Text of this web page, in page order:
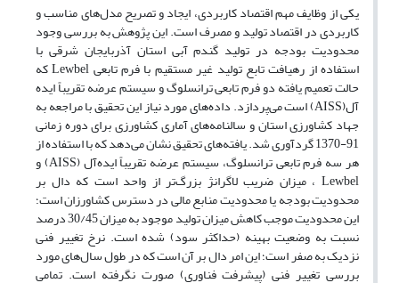
یکی از وظایف مهم اقتصاد کاربردی، ایجاد و تصریح مدل‌های مناسب و
کاربردی در اقتصاد تولید و مصرف است. این پژوهش به بررسی وجود
محدودیت بودجه در تولید گندم آبی استان آذربایجان شرقی با
استفاده از رهیافت تابع تولید غیر مستقیم با فرم تابعی Lewbel که
حالت تعمیم یافته دو فرم تابعی ترانسلوگ و سیستم عرضه تقریباً ایده
آل(AISS) است می‌پردازد. داده‌های مورد نیاز این تحقیق با مراجعه به
جهاد کشاورزی استان و سالنامه‌های آماری کشاورزی برای دوره زمانی
91-1370 گردآوری شد. یافته‌های تحقیق نشان می‌دهد که با استفاده از
هر سه فرم تابعی ترانسلوگ، سیستم عرضه تقریباً ایده‌آل (AISS) و
Lewbel ، میزان ضریب لاگرانژ بزرگ‌تر از واحد است که دال بر
محدودیت بودجه یا محدودیت منابع مالی در دسترس کشاورزان است؛
این محدودیت موجب کاهش میزان تولید موجود به میزان 30/45 درصد
نسبت به وضعیت بهینه (حداکثر سود) شده است. نرخ تغییر فنی
نزدیک به صفر است؛ این امر دال بر آن است که در طول سال‌های مورد
بررسی تغییر فنی (پیشرفت فناوری) صورت نگرفته است. تمامی